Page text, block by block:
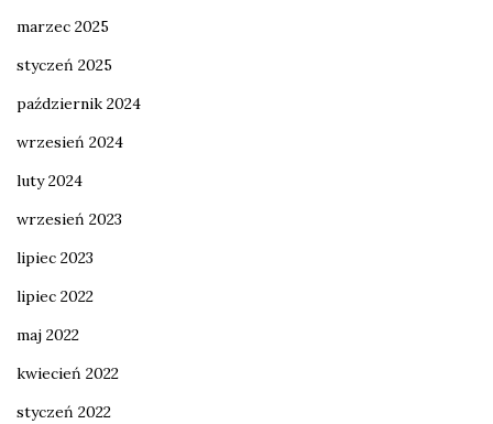
marzec 2025
styczeń 2025
październik 2024
wrzesień 2024
luty 2024
wrzesień 2023
lipiec 2023
lipiec 2022
maj 2022
kwiecień 2022
styczeń 2022